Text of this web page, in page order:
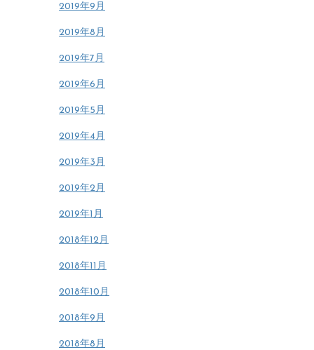
2019年9月
2019年8月
2019年7月
2019年6月
2019年5月
2019年4月
2019年3月
2019年2月
2019年1月
2018年12月
2018年11月
2018年10月
2018年9月
2018年8月